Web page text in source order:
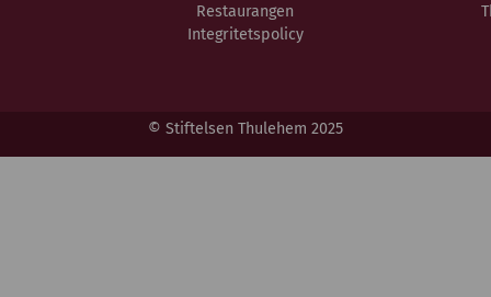
Restaurangen
Integritetspolicy
© Stiftelsen Thulehem 2025